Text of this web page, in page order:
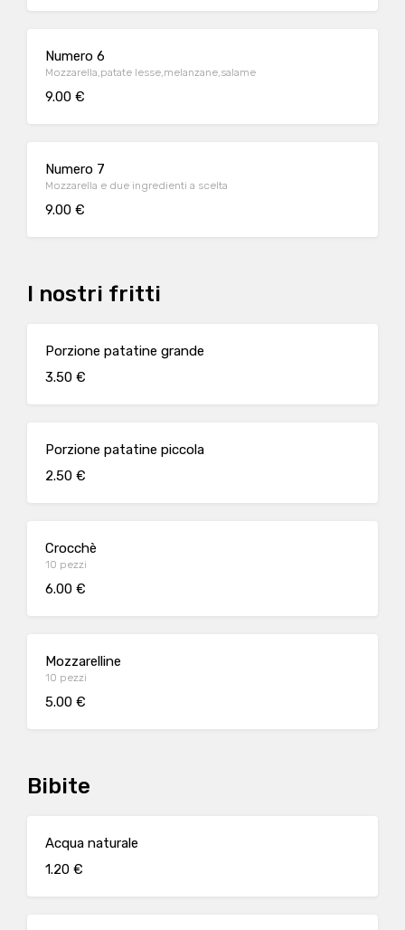
Numero 6
Mozzarella,patate lesse,melanzane,salame
9.00 €
Numero 7
Mozzarella e due ingredienti a scelta
9.00 €
I nostri fritti
Porzione patatine grande
3.50 €
Porzione patatine piccola
2.50 €
Crocchè
10 pezzi
6.00 €
Mozzarelline
10 pezzi
5.00 €
Bibite
Acqua naturale
1.20 €